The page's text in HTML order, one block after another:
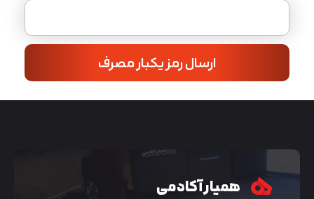
ارسال رمز یکبار مصرف
همیار آکادمی